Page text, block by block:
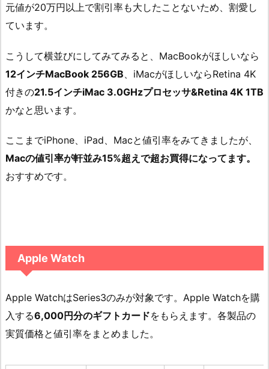
元値が20万円以上で割引率も大したことないため、割愛し
ています。
こうして横並びにしてみてみると、MacBookがほしいなら
12インチMacBook 256GB 、iMacがほしいならRetina 4K
付きの21.5インチiMac 3.0GHzプロセッサ&Retina 4K 1TB
かなと思います。
ここまでiPhone、iPad、Macと値引率をみてきましたが、
Macの値引率が軒並み15%超えで超お買得になってます。
おすすめです。
Apple Watch
Apple WatchはSeries3のみが対象です。Apple Watchを購
入する6,000円分のギフトカードをもらえます。各製品の
実質価格と値引率をまとめました。